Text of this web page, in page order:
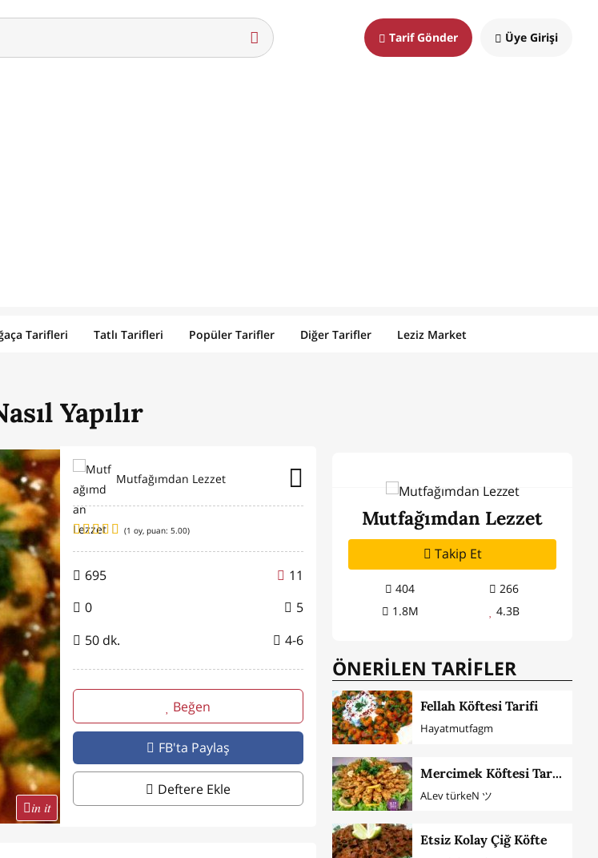
Tarif Gönder Üye Girişi
Tarifleri Tatlı Tarifleri Popüler Tarifler Diğer Tarifler Leziz Market
Yapılır
in it
Mutfağımdan Lezzet
(1 oy, puan: 5.00)
695
11
0
5
50 dk.
4-6
Beğen
FB'ta Paylaş
Deftere Ekle
Mutfağımdan Lezzet
Takip Et
404
266
1.8M
4.3B
ÖNERİLEN TARİFLER
Fellah Köftesi Tarifi
Hayatmutfagm
Mercimek Köftesi Tarifi
ALev türkeN ツ
Etsiz Kolay Çiğ Köfte